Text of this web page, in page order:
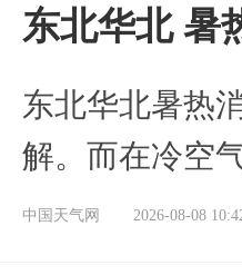
东北华北 暑
东北华北暑热
解。而在冷空
中国天气网 2026-08-08